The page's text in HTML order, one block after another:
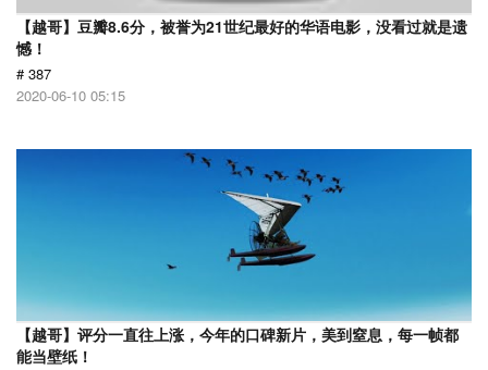
【越哥】豆瓣8.6分，被誉为21世纪最好的华语电影，没看过就是遗
憾！
# 387
2020-06-10 05:15
【越哥】评分一直往上涨，今年的口碑新片，美到窒息，每一帧都
能当壁纸！